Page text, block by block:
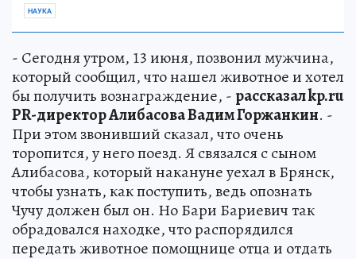
НАУКА
- Сегодня утром, 13 июня, позвонил мужчина,
который сообщил, что нашел животное и хотел
бы получить вознаграждение, -рассказал kp.ru
PR-директор Алибасова Вадим Горжанкин. -
При этом звонивший сказал, что очень
торопится, у него поезд. Я связался с сыном
Алибасова, который накануне уехал в Брянск,
чтобы узнать, как поступить, ведь опознать
Чучу должен был он. Но Бари Бариевич так
обрадовался находке, что распорядился
передать животное помощнице отца и отдать